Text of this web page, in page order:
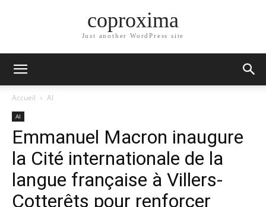
coproxima
Just another WordPress site
Accueil AI
AI
Emmanuel Macron inaugure
la Cité internationale de la
langue française à Villers-
Cotterêts pour renforcer